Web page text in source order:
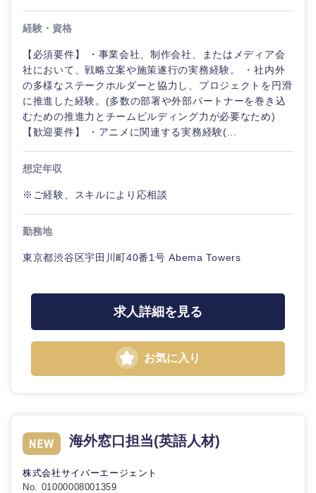
選択する
経験・資格
【必須要件】 ・事業会社、制作会社、またはメディア会
社において、戦略立案や施策遂行の実務経験。 ・社内外
の多様なステークホルダーと協力し、プロジェクトを円滑
に推進した経験。(多数の部署や外部パートナーを巻き込
むための推進力とチームビルディング力が必要なため)
【歓迎要件】 ・アニメに関連する実務経験(...
想定年収
※ご経験、スキルにより応相談
勤務地
東京都渋谷区宇田川町40番1号 Abema Towers
求人詳細を見る
お気に入り
海外窓口担当(英語人材)
株式会社サイバーエージェント
No. 01000008001359